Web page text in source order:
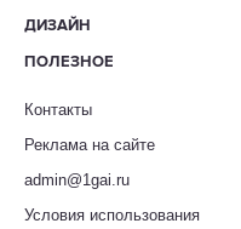
ДИЗАЙН
ПОЛЕЗНОЕ
Контакты
Реклама на сайте
admin@1gai.ru
Условия использования